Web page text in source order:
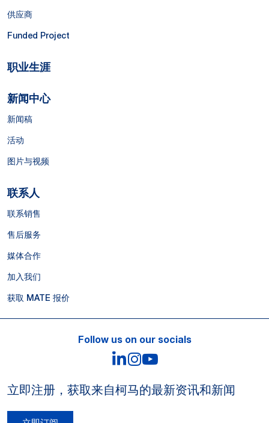
供应商
Funded Project
职业生涯
新闻中心
新闻稿
活动
图片与视频
联系人
联系销售
售后服务
媒体合作
加入我们
获取 MATE 报价
Follow us on our socials
LinkedIn
Instagram
立即注册，获取来自柯马的最新资讯和新闻